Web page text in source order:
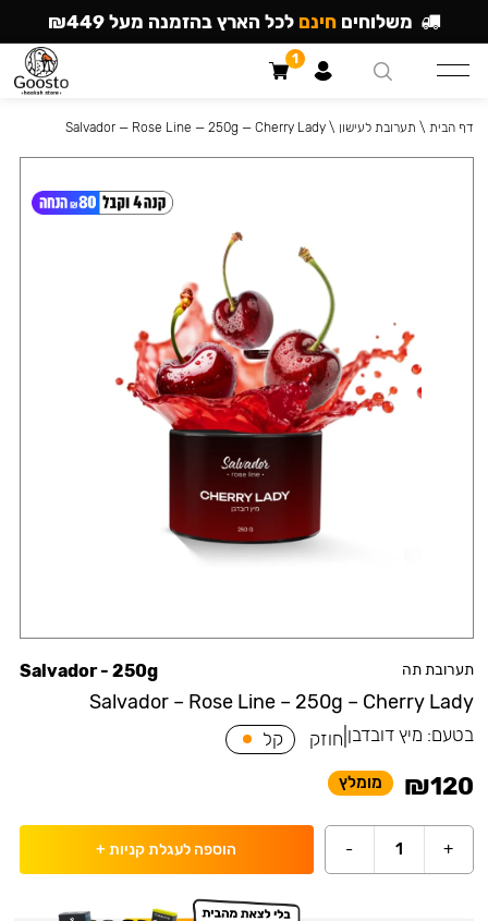
תערובת תה
Salvador – Rose Line – 250g – Cherry Lady
Salvador - 250g
בטעם: מיץ דובדבן חוזק קל
₪120 מומלץ
+
1
- הוספה לעגלת קניות +
דף הבית \ תערובת לעישון \
Salvador — Rose Line — 250g — Cherry Lady
משלוחים חינם לכל הארץ בהזמנה מעל ₪449
1